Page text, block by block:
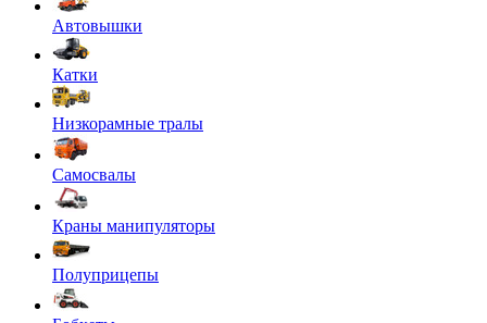
Автовышки
Катки
Низкорамные тралы
Самосвалы
Краны манипуляторы
Полуприцепы